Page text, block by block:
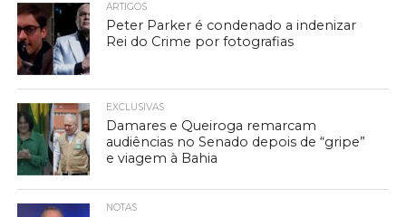
ARTIGOS
Peter Parker é condenado a indenizar
Rei do Crime por fotografias
EXCLUSIVAS
Damares e Queiroga remarcam
audiências no Senado depois de “gripe”
e viagem à Bahia
NOTAS